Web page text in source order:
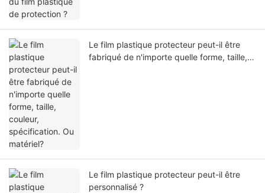
Le film plastique protecteur peut-il être
fabriqué de n'importe quelle forme, taille,
Le film plastique protecteur peut-il être
personnalisé ?